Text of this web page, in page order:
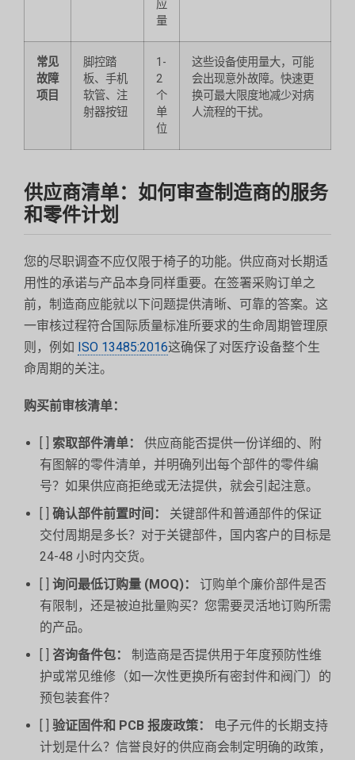
应
量
常见
故障
项目
脚控踏
板、手机
软管、注
射器按钮
1-
2
个
单
位
这些设备使用量大，可能
会出现意外故障。快速更
换可最大限度地减少对病
人流程的干扰。
供应商清单：如何审查制造商的服务
和零件计划
您的尽职调查不应仅限于椅子的功能。供应商对长期适
用性的承诺与产品本身同样重要。在签署采购订单之
前，制造商应能就以下问题提供清晰、可靠的答案。这
一审核过程符合国际质量标准所要求的生命周期管理原
则，例如 ISO 13485:2016这确保了对医疗设备整个生
命周期的关注。
购买前审核清单：
[ ] 索取部件清单：
供应商能否提供一份详细的、附
有图解的零件清单，并明确列出每个部件的零件编
号？如果供应商拒绝或无法提供，就会引起注意。
[ ] 确认部件前置时间：
关键部件和普通部件的保证
交付周期是多长？对于关键部件，国内客户的目标是
24-48 小时内交货。
[ ] 询问最低订购量 (MOQ)：
订购单个廉价部件是否
有限制，还是被迫批量购买？您需要灵活地订购所需
的产品。
[ ] 咨询备件包：
制造商是否提供用于年度预防性维
护或常见维修（如一次性更换所有密封件和阀门）的
预包装套件？
[ ] 验证固件和 PCB 报废政策：
电子元件的长期支持
计划是什么？信誉良好的供应商会制定明确的政策，